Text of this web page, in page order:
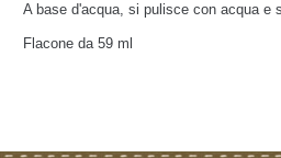
A base d'acqua, si pulisce con acqua e
Flacone da 59 ml